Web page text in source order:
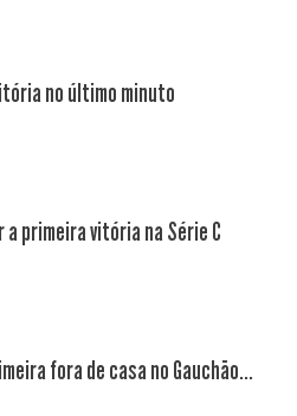
no último minuto
a primeira vitória na Série C
fora de casa no Gauchão...